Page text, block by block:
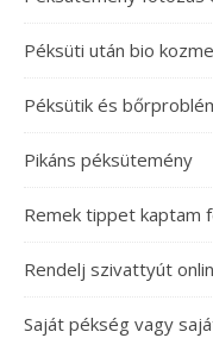
Péksüti után bio
Péksütik és
Pikáns péksütemény
Remek tippet kaptam
Rendelj szivattyút
Saját pékség vagy